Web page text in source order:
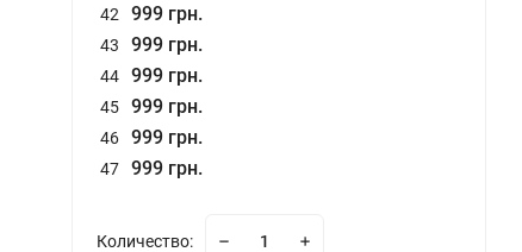
42 999 грн.
43 999 грн.
44 999 грн.
45 999 грн.
46 999 грн.
47 999 грн.
Количество: